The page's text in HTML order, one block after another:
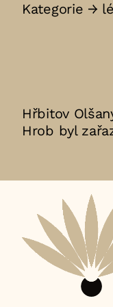
Kategorie →
Hřbitov
Hrob byl